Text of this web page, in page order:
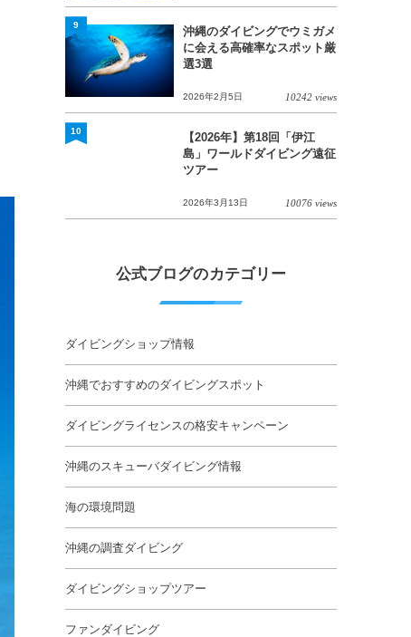
沖縄のダイビングでウミガメ
に会える高確率なスポット厳
選3選
2026年2月5日 10242 views
9
【2026年】第18回「伊江
島」ワールドダイビング遠征
ツアー
2026年3月13日 10076 views
10
公式ブログのカテゴリー
ダイビングショップ情報
沖縄でおすすめのダイビングスポット
ダイビングライセンスの格安キャンペーン
沖縄のスキューバダイビング情報
海の環境問題
沖縄の調査ダイビング
ダイビングショップツアー
ファンダイビング